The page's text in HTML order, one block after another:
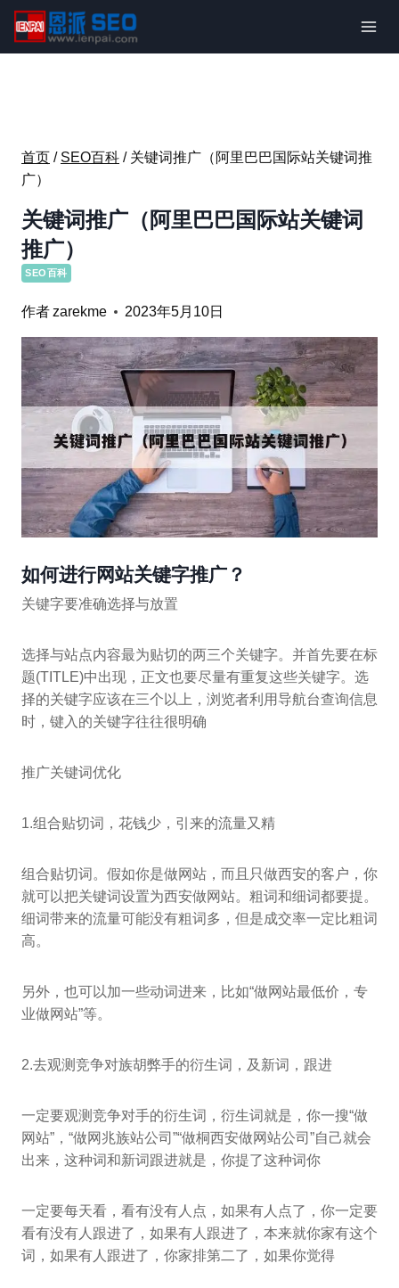
内
首页 / SEO百科 / 关键词推广（阿里巴巴国际站关键词推
广）
关键词推广（阿里巴巴国际站关键词
推广）
SEO百科
作者zarekme 2023年5月10日
如何进行网站关键字推广？
关键字要准确选择与放置
选择与站点内容最为贴切的两三个关键字。并首先要在标
题(TITLE)中出现，正文也要尽量有重复这些关键字。选
择的关键字应该在三个以上，浏览者利用导航台查询信息
时，键入的关键字往往很明确
推广关键词优化
1.组合贴切词，花钱少，引来的流量又精
组合贴切词。假如你是做网站，而且只做西安的客户，你
就可以把关键词设置为西安做网站。粗词和细词都要提。
细词带来的流量可能没有粗词多，但是成交率一定比粗词
高。
另外，也可以加一些动词进来，比如“做网站最低价，专
业做网站”等。
2.去观测竞争对族胡弊手的衍生词，及新词，跟进
一定要观测竞争对手的衍生词，衍生词就是，你一搜“做
网站”，“做网兆族站公司”“做桐西安做网站公司”自己就会
出来，这种词和新词跟进就是，你提了这种词你
一定要每天看，看有没有人点，如果有人点了，你一定要
看有没有人跟进了，如果有人跟进了，本来就你家有这个
词，如果有人跟进了，你家排第二了，如果你觉得